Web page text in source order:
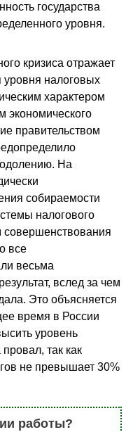
государства
уровня.
кризиса отражает
уровня налоговых
характером
экономического
правительством
На
собираемости
налогового
совершенствования
все
весьма
вслед за чем
Это объясняется
время в России
уровень
так как
не превышает 30%
работы?